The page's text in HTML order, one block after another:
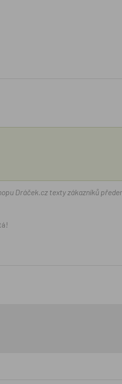
Dráček.cz texty zákazníků